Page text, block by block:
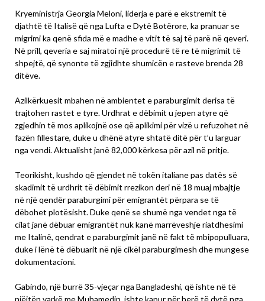
Kryeministrja Georgia Meloni, liderja e parë e ekstremit të
djathtë të Italisë që nga Lufta e Dytë Botërore, ka pranuar se
migrimi ka qenë sfida më e madhe e vitit të saj të parë në qeveri.
Në prill, qeveria e saj miratoi një procedurë të re të migrimit të
shpejtë, që synonte të zgjidhte shumicën e rasteve brenda 28
ditëve.
Azilkërkuesit mbahen në ambientet e paraburgimit derisa të
trajtohen rastet e tyre. Urdhrat e dëbimit u jepen atyre që
zgjedhin të mos aplikojnë ose që aplikimi për vizë u refuzohet në
fazën fillestare, duke u dhënë atyre shtatë ditë për t’u larguar
nga vendi. Aktualisht janë 82,000 kërkesa për azil në pritje.
Teorikisht, kushdo që gjendet në tokën italiane pas datës së
skadimit të urdhrit të dëbimit rrezikon deri në 18 muaj mbajtje
në një qendër paraburgimi për emigrantët përpara se të
dëbohet plotësisht. Duke qenë se shumë nga vendet nga të
cilat janë dëbuar emigrantët nuk kanë marrëveshje riatdhesimi
me Italinë, qendrat e paraburgimit janë në fakt të mbipopulluara,
duke i lënë të dëbuarit në një cikël paraburgimesh dhe mungese
dokumentacioni.
Gabindo, një burrë 35-vjeçar nga Bangladeshi, që ishte në të